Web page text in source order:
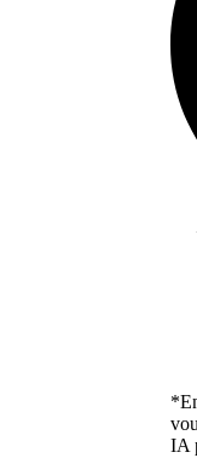
IA